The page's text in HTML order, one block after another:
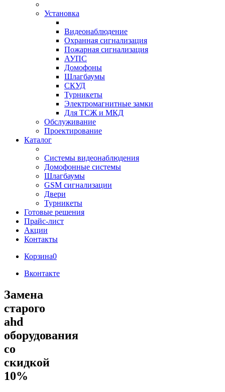
Установка
Видеонаблюдение
Охранная сигнализация
Пожарная сигнализация
АУПС
Домофоны
Шлагбаумы
СКУД
Турникеты
Электромагнитные замки
Для ТСЖ и МКД
Обслуживание
Проектирование
Каталог
Системы видеонаблюдения
Домофонные системы
Шлагбаумы
GSM сигнализации
Двери
Турникеты
Готовые решения
Прайс-лист
Акции
Контакты
Корзина0
Вконтакте
Замена
старого
ahd
оборудования
со
скидкой
10%